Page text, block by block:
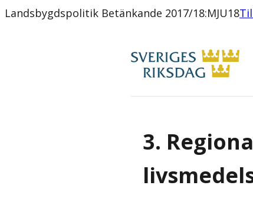
Landsbygdspolitik Betänkande 2017/18:MJU18
3.